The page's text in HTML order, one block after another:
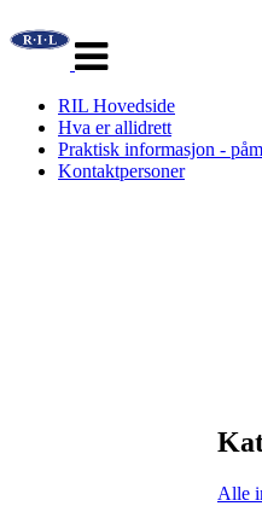
navigasjon
RIL Hovedside
Hva er allidrett
Praktisk informasjon -
Kontaktpersoner
Alle